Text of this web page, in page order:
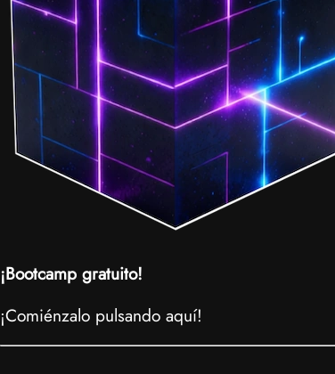
¡Bootcamp gratuito!
¡Comiénzalo pulsando aquí!